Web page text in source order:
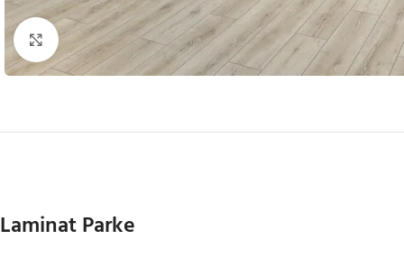
Büyütmek için tıklayın
Laminat Parke